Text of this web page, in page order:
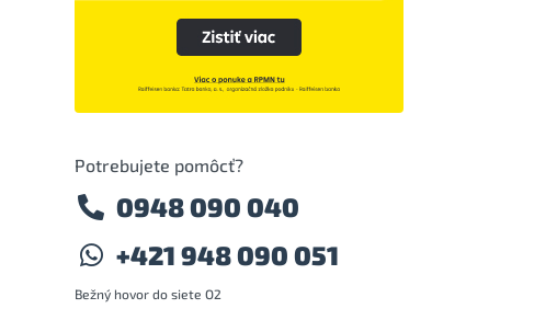
Potrebujete pomôcť?
0948 090 040
+421 948 090 051
Bežný hovor do siete O2